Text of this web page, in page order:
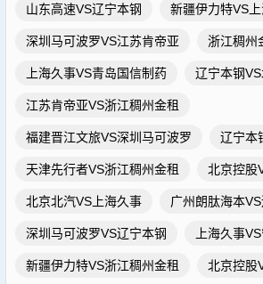
山东高速VS辽宁本钢 新疆伊力特VS
深圳马可波罗VS江苏肯帝亚 浙江稠州
上海久事VS青岛国信制药 辽宁本钢
江苏肯帝亚VS浙江稠州金租
福建晋江文旅VS深圳马可波罗 辽宁本
天津先行者VS浙江稠州金租 北京控股
北京北汽VS上海久事 广州朗肽海本
深圳马可波罗VS辽宁本钢 上海久事
新疆伊力特VS浙江稠州金租 北京控股